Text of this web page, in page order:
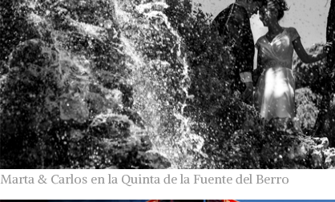
Marta & Carlos en la Quinta de la Fuente del Berro